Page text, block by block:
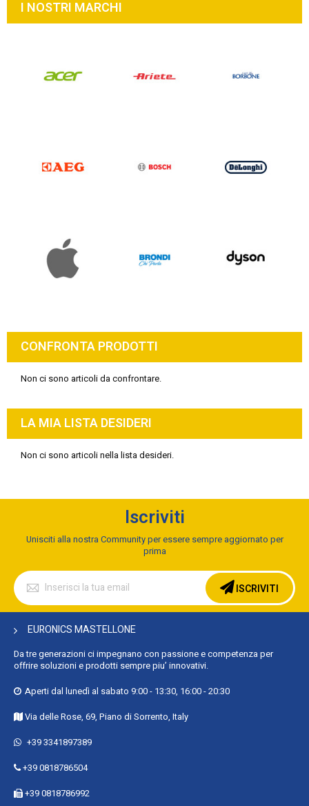
I NOSTRI MARCHI
CONFRONTA PRODOTTI
Non ci sono articoli da confrontare.
LA MIA LISTA DESIDERI
Non ci sono articoli nella lista desideri.
Iscriviti
Unisciti alla nostra Community per essere sempre aggiornato per
prima
Iscriviti
alla
nostra
Newsletter:
ISCRIVITI
EURONICS MASTELLONE
Da tre generazioni ci impegnano con passione e competenza per
offrire soluzioni e prodotti sempre piu’ innovativi.
Aperti dal lunedì al sabato 9:00 - 13:30, 16:00 - 20:30
Via delle Rose, 69, Piano di Sorrento, Italy
+39 3341897389
+39 0818786504
+39 0818786992